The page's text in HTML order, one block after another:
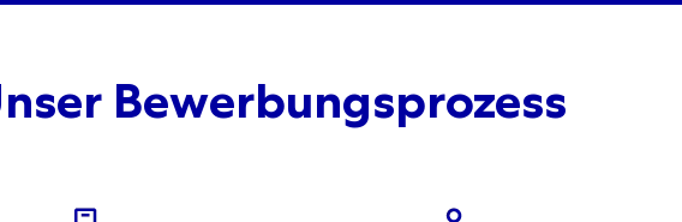
Bewerbungsprozess